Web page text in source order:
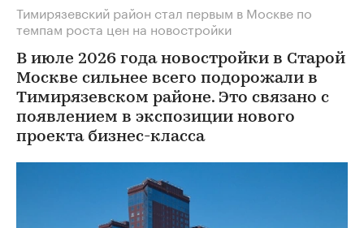
Тимирязевский район стал первым в Москве по
темпам роста цен на новостройки
В июле 2026 года новостройки в Старой
Москве сильнее всего подорожали в
Тимирязевском районе. Это связано с
появлением в экспозиции нового
проекта бизнес-класса